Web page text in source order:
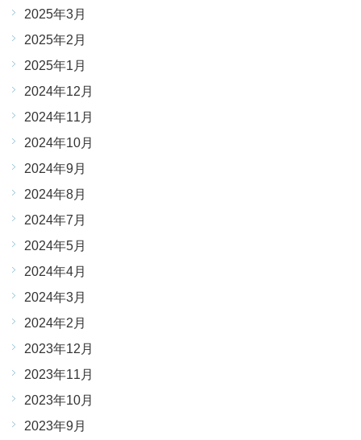
2025年3月
2025年2月
2025年1月
2024年12月
2024年11月
2024年10月
2024年9月
2024年8月
2024年7月
2024年5月
2024年4月
2024年3月
2024年2月
2023年12月
2023年11月
2023年10月
2023年9月